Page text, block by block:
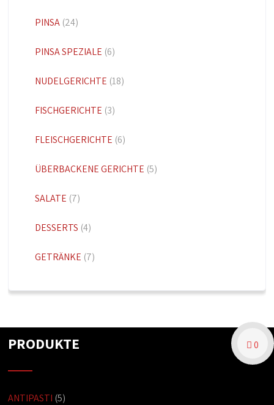
PINSA (24)
PINSA SPEZIALE (6)
NUDELGERICHTE (18)
FISCHGERICHTE (3)
FLEISCHGERICHTE (6)
ÜBERBACKENE GERICHTE (5)
SALATE (7)
DESSERTS (4)
GETRÄNKE (7)
PRODUKTE
ANTIPASTI (5)
0